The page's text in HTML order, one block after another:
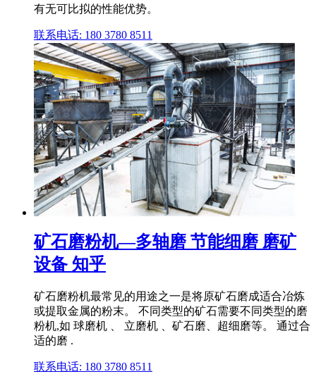
有无可比拟的性能优势。
联系电话: 180 3780 8511
矿石磨粉机—多轴磨 节能细磨 磨矿
设备 知乎
矿石磨粉机最常见的用途之一是将原矿石磨成适合冶炼
或提取金属的粉末。 不同类型的矿石需要不同类型的磨
粉机,如 球磨机 、 立磨机 、矿石磨、超细磨等。 通过合
适的磨 .
联系电话: 180 3780 8511